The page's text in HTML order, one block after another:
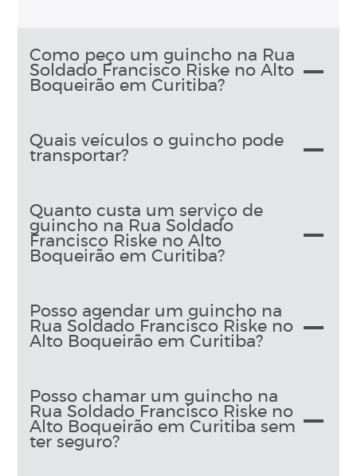
Como peço um guincho na Rua
Soldado Francisco Riske no Alto
Boqueirão em Curitiba?
Quais veículos o guincho pode
transportar?
Quanto custa um serviço de
guincho na Rua Soldado
Francisco Riske no Alto
Boqueirão em Curitiba?
Posso agendar um guincho na
Rua Soldado Francisco Riske no
Alto Boqueirão em Curitiba?
Posso chamar um guincho na
Rua Soldado Francisco Riske no
Alto Boqueirão em Curitiba sem
ter seguro?